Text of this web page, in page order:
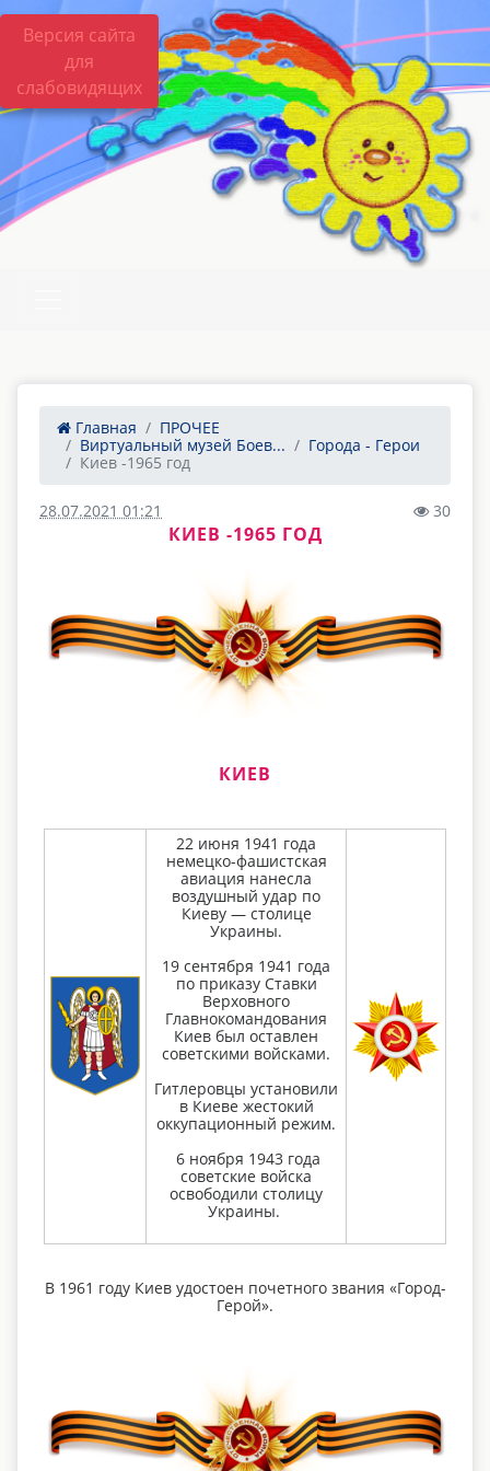
Версия сайта
для
слабовидящих
Главная
ПРОЧЕЕ
Виртуальный музей Боев...
Города - Герои
Киев -1965 год
28.07.2021 01:21 30
КИЕВ -1965 ГОД
КИЕВ
22 июня 1941 года
немецко-фашистская
авиация нанесла
воздушный удар по
Киеву — столице
Украины.
19 сентября 1941 года
по приказу Ставки
Верховного
Главнокомандования
Киев был оставлен
советскими войсками.
Гитлеровцы установили
в Киеве жестокий
оккупационный режим.
6 ноября 1943 года
советские войска
освободили столицу
Украины.
В 1961 году Киев удостоен почетного звания «Город-
Герой».